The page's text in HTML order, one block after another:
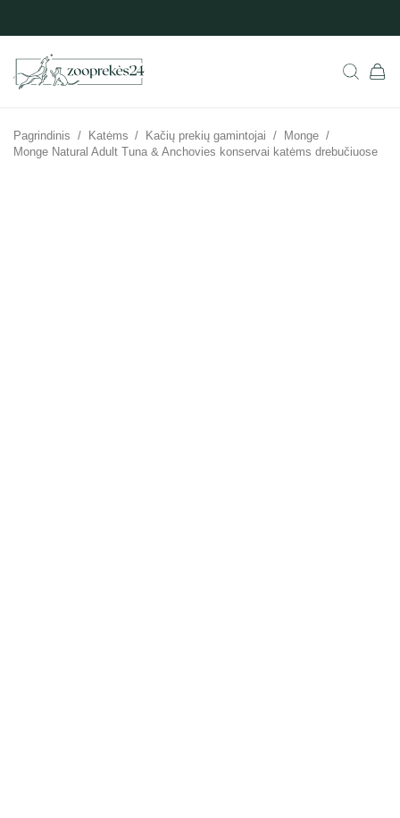
Pagrindinis / Katėms / Kačių prekių gamintojai / Monge /
Monge Natural Adult Tuna & Anchovies konservai katėms drebučiuose